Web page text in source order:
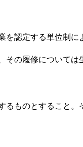
を認定する単位制に
の履修については
るものとすること。